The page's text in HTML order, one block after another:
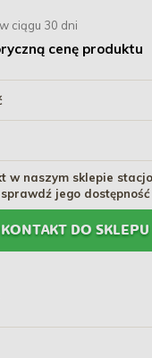
ciągu 30 dni
cenę produktu
w naszym sklepie
sprawdź jego dostępność
KONTAKT DO SKLEPU